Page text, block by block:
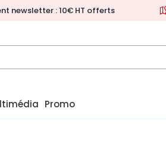
newsletter : 10€ HT offerts
Promo